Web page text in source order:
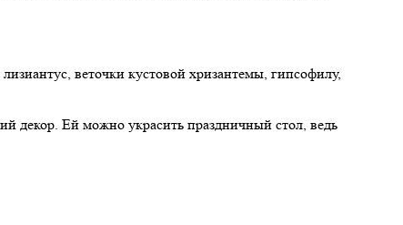
веточки кустовой хризантемы, гипсофилу,
декор. Ей можно украсить праздничный стол, ведь